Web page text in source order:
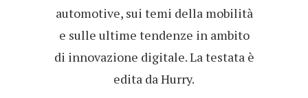
automotive, sui temi della mobilità
e sulle ultime tendenze in ambito
di innovazione digitale. La testata è
edita da Hurry.